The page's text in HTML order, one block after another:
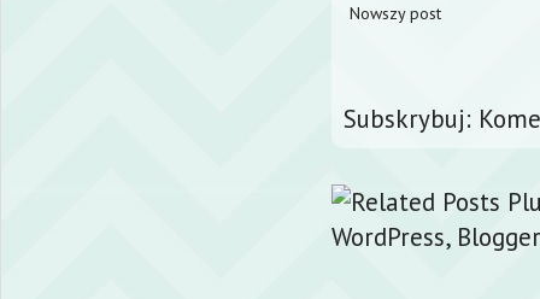
Nowszy post
Subskrybuj: